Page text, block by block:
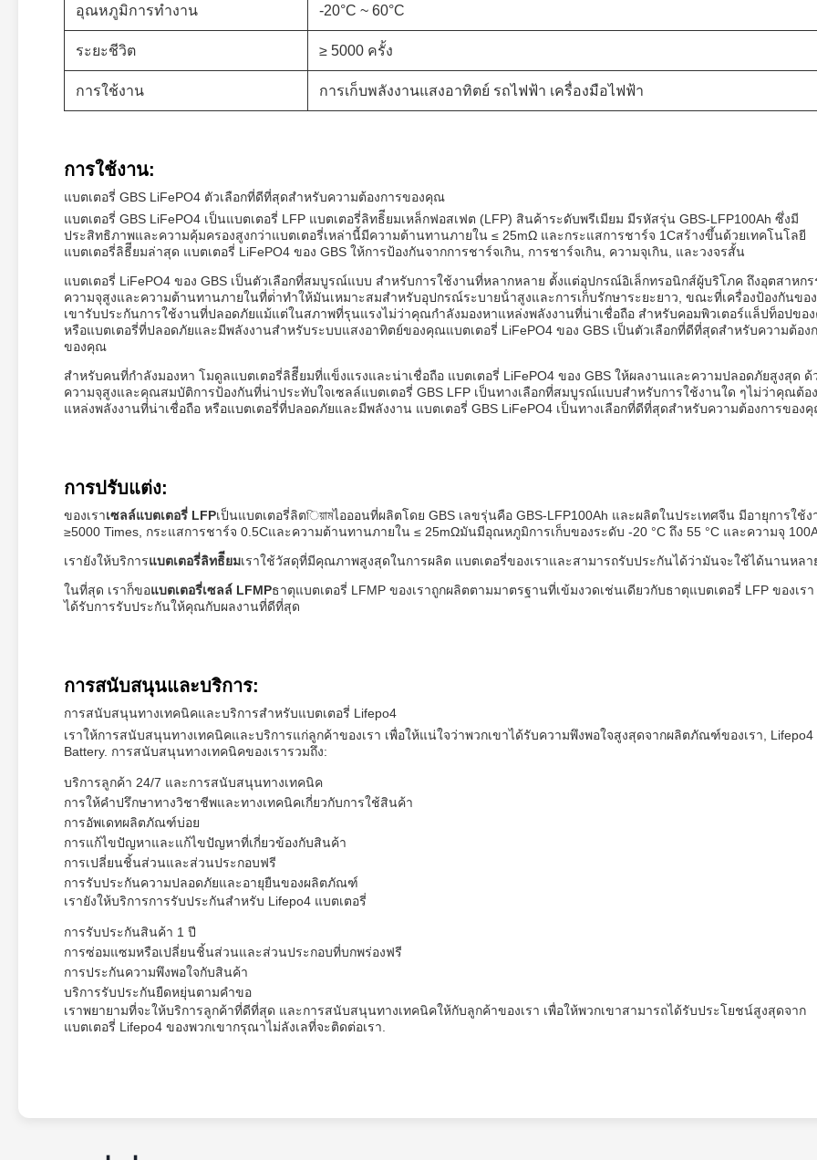
อุณหภูมิการทํางาน -20°C ~ 60°C
ระยะชีวิต ≥ 5000 ครั้ง
การใช้งาน การเก็บพลังงานแสงอาทิตย์ รถไฟฟ้า เครื่องมือไฟฟ้า
การใช้งาน:
แบตเตอรี่ GBS LiFePO4 ตัวเลือกที่ดีที่สุดสําหรับความต้องการของคุณ
แบตเตอรี่ GBS LiFePO4 เป็นแบตเตอรี่ LFP แบตเตอรี่ลิทธิียมเหล็กฟอสเฟต (LFP) สินค้าระดับพรีเมียม มีรหัสรุ่น GBS-LFP100Ah ซึ่งมี
ประสิทธิภาพและความคุ้มครองสูงกว่าแบตเตอรี่เหล่านี้มีความต้านทานภายใน ≤ 25mΩ และกระแสการชาร์จ 1Cสร้างขึ้นด้วยเทคโนโลยี
แบตเตอรี่ลิธีียมล่าสุด แบตเตอรี่ LiFePO4 ของ GBS ให้การป้องกันจากการชาร์จเกิน, การชาร์จเกิน, ความจุเกิน, และวงจรสั้น
แบตเตอรี่ LiFePO4 ของ GBS เป็นตัวเลือกที่สมบูรณ์แบบ สําหรับการใช้งานที่หลากหลาย ตั้งแต่อุปกรณ์อิเล็กทรอนิกส์ผู้บริโภค ถึงอุตสาหกร
ความจุสูงและความต้านทานภายในที่ต่ําทําให้มันเหมาะสมสําหรับอุปกรณ์ระบายน้ําสูงและการเก็บรักษาระยะยาว, ขณะที่เครื่องป้องกันขอ
เขารับประกันการใช้งานที่ปลอดภัยแม้แต่ในสภาพที่รุนแรงไม่ว่าคุณกําลังมองหาแหล่งพลังงานที่น่าเชื่อถือ สําหรับคอมพิวเตอร์แล็ปท็อปขอ
หรือแบตเตอรี่ที่ปลอดภัยและมีพลังงานสําหรับระบบแสงอาทิตย์ของคุณแบตเตอรี่ LiFePO4 ของ GBS เป็นตัวเลือกที่ดีที่สุดสําหรับความต้อง
ของคุณ
สําหรับคนที่กําลังมองหา โมดูลแบตเตอรี่ลิธีียมที่แข็งแรงและน่าเชื่อถือ แบตเตอรี่ LiFePO4 ของ GBS ให้ผลงานและความปลอดภัยสูงสุด ด้
ความจุสูงและคุณสมบัติการป้องกันที่น่าประทับใจเซลล์แบตเตอรี่ GBS LFP เป็นทางเลือกที่สมบูรณ์แบบสําหรับการใช้งานใด ๆไม่ว่าคุณต้อ
แหล่งพลังงานที่น่าเชื่อถือ หรือแบตเตอรี่ที่ปลอดภัยและมีพลังงาน แบตเตอรี่ GBS LiFePO4 เป็นทางเลือกที่ดีที่สุดสําหรับความต้องการของ
การปรับแต่ง:
ของเราเซลล์แบตเตอรี่ LFPเป็นแบตเตอรี่ลิตিয়ামไอออนที่ผลิตโดย GBS เลขรุ่นคือ GBS-LFP100Ah และผลิตในประเทศจีน มีอายุการใช้ง
≥5000 Times, กระแสการชาร์จ 0.5Cและความต้านทานภายใน ≤ 25mΩมันมีอุณหภูมิการเก็บของระดับ -20 °C ถึง 55 °C และความจุ
เรายังให้บริการแบตเตอรี่ลิทธิียมเราใช้วัสดุที่มีคุณภาพสูงสุดในการผลิต แบตเตอรี่ของเราและสามารถรับประกันได้ว่ามันจะใช้ได้นานหลา
ในที่สุด เราก็ขอแบตเตอรี่เซลล์ LFMPธาตุแบตเตอรี่ LFMP ของเราถูกผลิตตามมาตรฐานที่เข้มงวดเช่นเดียวกับธาตุแบตเตอรี่ LFP ของเร
ได้รับการรับประกันให้คุณกับผลงานที่ดีที่สุด
การสนับสนุนและบริการ:
การสนับสนุนทางเทคนิคและบริการสําหรับแบตเตอรี่ Lifepo4
เราให้การสนับสนุนทางเทคนิคและบริการแก่ลูกค้าของเรา เพื่อให้แน่ใจว่าพวกเขาได้รับความพึงพอใจสูงสุดจากผลิตภัณฑ์ของเรา, Lifepo4
Battery. การสนับสนุนทางเทคนิคของเรารวมถึง:
บริการลูกค้า 24/7 และการสนับสนุนทางเทคนิค
การให้คําปรึกษาทางวิชาชีพและทางเทคนิคเกี่ยวกับการใช้สินค้า
การอัพเดทผลิตภัณฑ์บ่อย
การแก้ไขปัญหาและแก้ไขปัญหาที่เกี่ยวข้องกับสินค้า
การเปลี่ยนชิ้นส่วนและส่วนประกอบฟรี
การรับประกันความปลอดภัยและอายุยืนของผลิตภัณฑ์
เรายังให้บริการการรับประกันสําหรับ Lifepo4 แบตเตอรี่
การรับประกันสินค้า 1 ปี
การซ่อมแซมหรือเปลี่ยนชิ้นส่วนและส่วนประกอบที่บกพร่องฟรี
การประกันความพึงพอใจกับสินค้า
บริการรับประกันยืดหยุ่นตามคําขอ
เราพยายามที่จะให้บริการลูกค้าที่ดีที่สุด และการสนับสนุนทางเทคนิคให้กับลูกค้าของเรา เพื่อให้พวกเขาสามารถได้รับประโยชน์สูงสุดจาก
แบตเตอรี่ Lifepo4 ของพวกเขากรุณาไม่ลังเลที่จะติดต่อเรา.